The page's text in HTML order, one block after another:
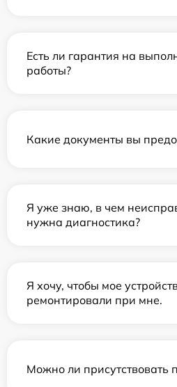
Есть ли гарантия на
работы?
Какие документы вы
Я уже знаю, в чем
нужна диагностика?
Я хочу, чтобы мое
ремонтировали при мне.
Можно ли присутствовать